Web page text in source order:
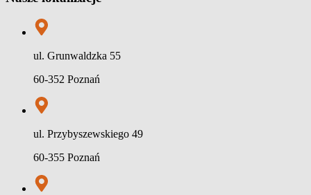
ul. Grunwaldzka 55
60-352 Poznań
ul. Przybyszewskiego 49
60-355 Poznań